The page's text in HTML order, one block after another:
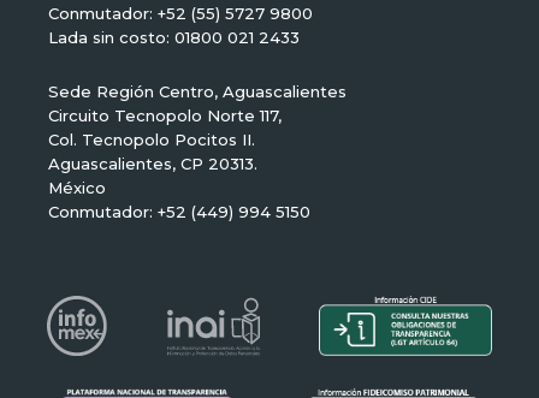
Conmutador: +52 (55) 5727 9800
Lada sin costo: 01800 021 2433
Sede Región Centro, Aguascalientes
Circuito Tecnopolo Norte 117,
Col. Tecnopolo Pocitos II.
Aguascalientes, CP 20313.
México
Conmutador: +52 (449) 994 5150